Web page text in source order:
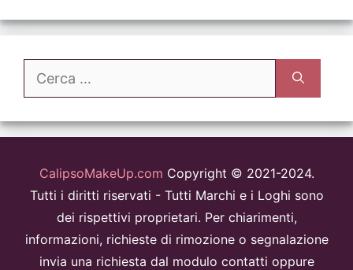
Ricerca
CalipsoMakeUp.com Copyright © 2021-2024.
Tutti i diritti riservati - Tutti Marchi e i Loghi sono
dei rispettivi proprietari. Per chiarimenti,
informazioni, richieste di rimozione o segnalazione
invia una richiesta dal modulo contatti oppure